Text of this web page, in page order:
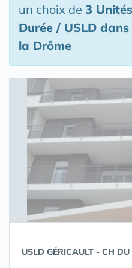
un choix de 3
Durée / USLD
la Drôme
USLD GÉRICAULT - CH